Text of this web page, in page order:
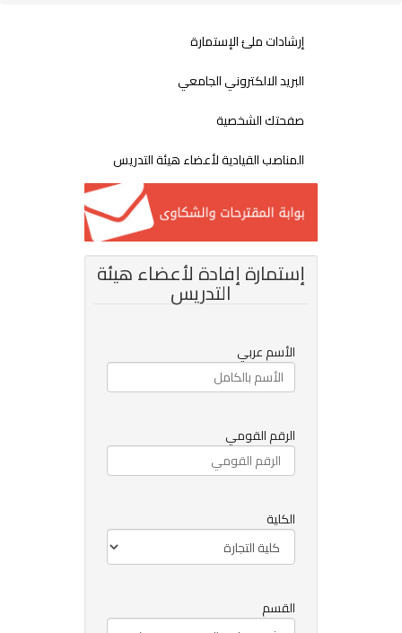
إرشادات ملئ الإستمارة
البريد الالكتروني الجامعي
صفحتك الشخصية
المناصب القيادية لأعضاء هيئة التدريس
إستمارة إفادة لأعضاء هيئة
التدريس
الأسم عربي
الرقم القومي
الكلية
القسم